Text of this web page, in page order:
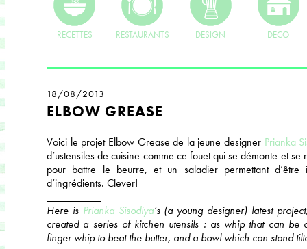
RECETTES RESTAURANTS DESIGN DECO
18/08/2013
ELBOW GREASE
Voici le projet Elbow Grease de la jeune designer Prianka
d’ustensiles de cuisine comme ce fouet qui se démonte et
pour battre le beurre, et un saladier permettant
d’ingrédients. Clever!
Here is Prianka Sisodiya‘s (a young designer) latest
created a series of kitchen utensils : as whip that can be
finger whip to beat the butter, and a bowl which can stand